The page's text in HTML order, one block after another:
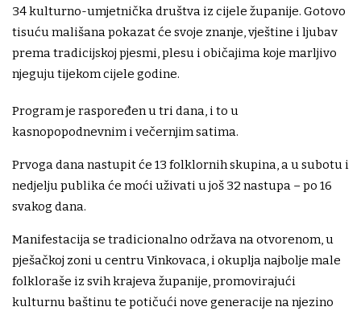
34 kulturno-umjetnička društva iz cijele županije. Gotovo
tisuću mališana pokazat će svoje znanje, vještine i ljubav
prema tradicijskoj pjesmi, plesu i običajima koje marljivo
njeguju tijekom cijele godine.
Program je raspoređen u tri dana, i to u
kasnopopodnevnim i večernjim satima.
Prvoga dana nastupit će 13 folklornih skupina, a u subotu i
nedjelju publika će moći uživati u još 32 nastupa – po 16
svakog dana.
Manifestacija se tradicionalno održava na otvorenom, u
pješačkoj zoni u centru Vinkovaca, i okuplja najbolje male
folkloraše iz svih krajeva županije, promovirajući
kulturnu baštinu te potičući nove generacije na njezino